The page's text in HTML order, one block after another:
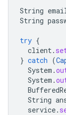
String
String
try {
client.
} catch (
System .
System .
String
service.